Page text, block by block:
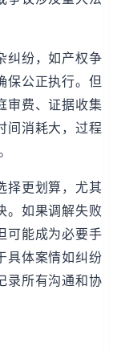
纠纷，如产权争
保公正执行。但
审费、证据收集
间消耗大，过程
择更划算，尤其
。如果调解失败
可能成为必要手
具体案情如纠纷
录所有沟通和协